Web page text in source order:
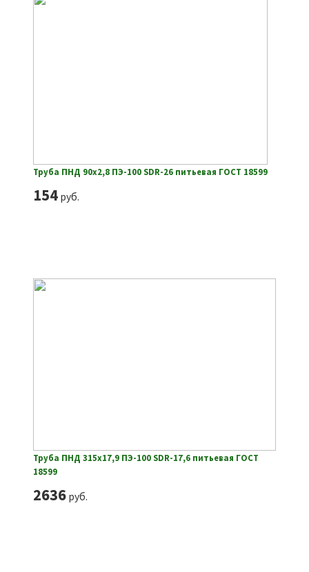
Труба ПНД 90х2,8 ПЭ-100 SDR-26 питьевая ГОСТ 18599
154руб.
Труба ПНД 315х17,9 ПЭ-100 SDR-17,6 питьевая ГОСТ
18599
2636руб.